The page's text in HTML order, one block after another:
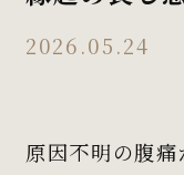
2026.05.24
原因不明の腹痛